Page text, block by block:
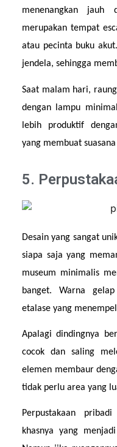
menenangkan
merupakan tempat
atau pecinta buku
jendela, sehingga
Saat malam hari,
dengan lampu
lebih produktif
yang membuat
5.
Desain yang sangat
siapa saja yang
museum minimalis
banget. Warna
etalase yang
Apalagi dindingnya
cocok dan saling
elemen membaur
tidak perlu area yang
Perpustakaan
khasnya yang